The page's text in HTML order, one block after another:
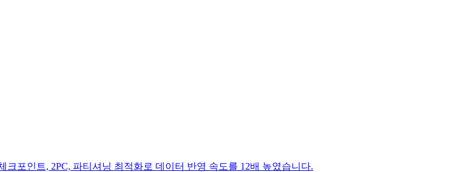
포인트, 2PC, 파티셔닝 최적화로 데이터 반영 속도를 12배 높였습니다.